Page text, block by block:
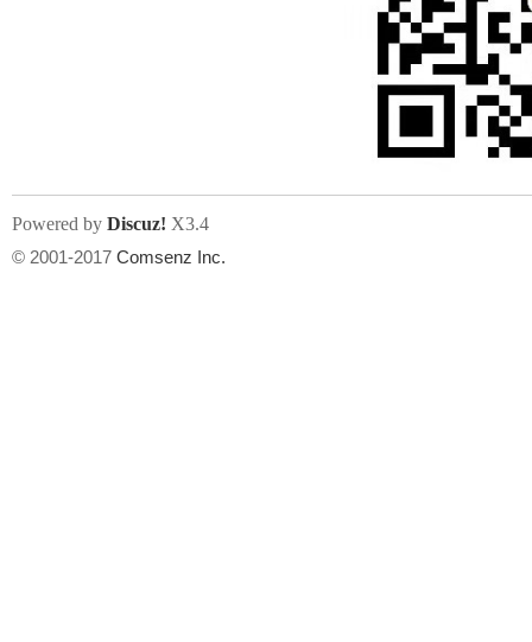
Powered by Discuz! X3.4
© 2001-2017 Comsenz Inc.